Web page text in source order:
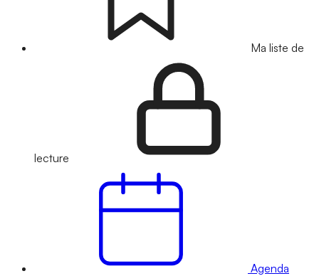
Ma liste de
lecture
Agenda